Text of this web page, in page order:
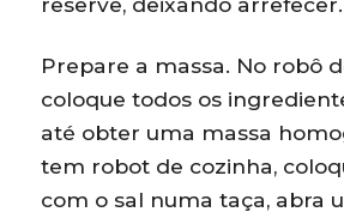
Prepare a massa. No robô
coloque todos os
até obter uma massa
tem robot de cozinha,
com o sal numa taça, abra